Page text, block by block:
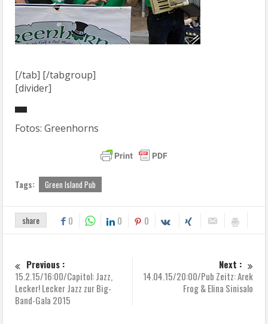
[/tab] [/tabgroup]
[divider]
Fotos: Greenhorns
Tags: Green Island Pub
share 0 0 0
Previous :
15.2.15/16:00/Capitol: Jazz,
Lecker! Lecker Jazz zur Big-
Band-Gala 2015
Next :
14.04.15/20:00/Pub Zeitz: Arek
Frog & Elina Sinisalo